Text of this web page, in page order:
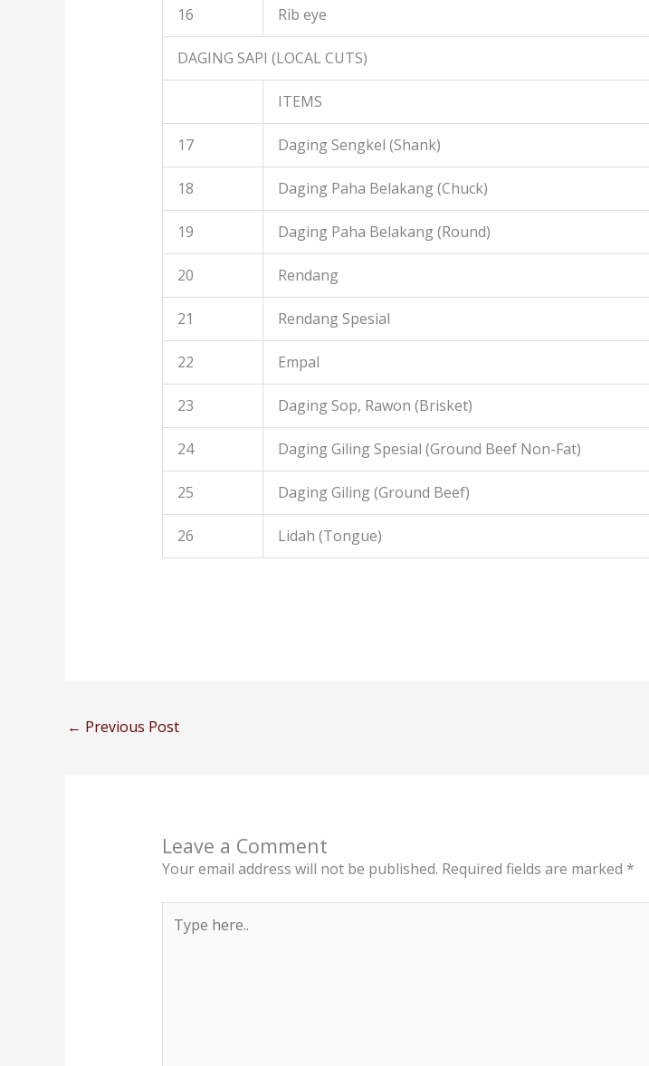
16 Rib eye
DAGING SAPI (LOCAL CUTS)
ITEMS
17 Daging Sengkel (Shank)
18 Daging Paha Belakang (Chuck)
19 Daging Paha Belakang (Round)
20 Rendang
21 Rendang Spesial
22 Empal
23 Daging Sop, Rawon (Brisket)
24 Daging Giling Spesial (Ground Beef Non-Fat)
25 Daging Giling (Ground Beef)
26 Lidah (Tongue)
← Previous Post
Leave a Comment
Your email address will not be published. Required fields are marked *
here..